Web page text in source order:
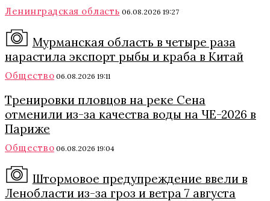
Ленинградская область 06.08.2026 19:27
Мурманская область в четыре раза
нарастила экспорт рыбы и краба в Китай
Общество 06.08.2026 19:11
Тренировки пловцов на реке Сена
отменили из-за качества воды на ЧЕ-2026 в
Париже
Общество 06.08.2026 19:04
Штормовое предупреждение ввели в
Ленобласти из-за гроз и ветра 7 августа